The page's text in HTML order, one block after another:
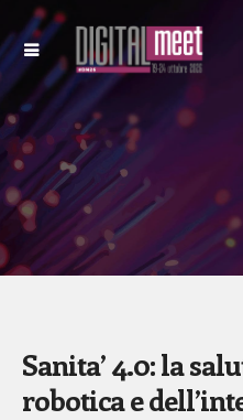
Sanita’ 4.0: la
robotica e